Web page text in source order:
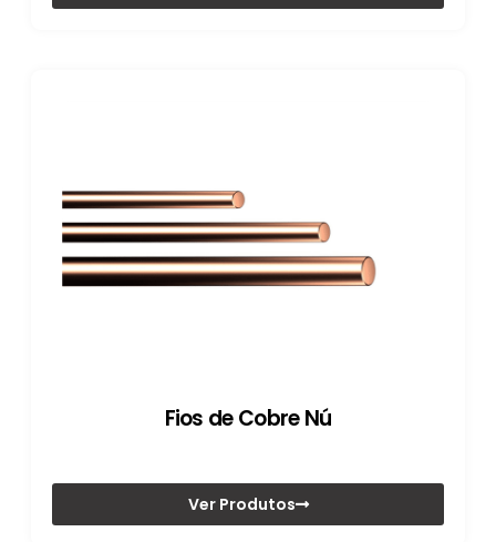
Fios de Cobre Nú
Ver Produtos